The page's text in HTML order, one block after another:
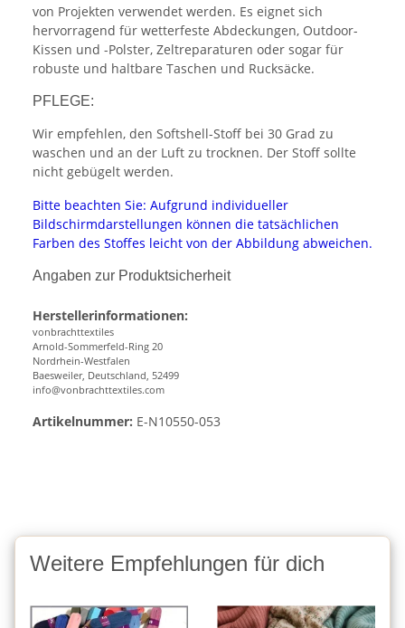
von Projekten verwendet werden. Es eignet sich
hervorragend für wetterfeste Abdeckungen, Outdoor-
Kissen und -Polster, Zeltreparaturen oder sogar für
robuste und haltbare Taschen und Rucksäcke.
PFLEGE:
Wir empfehlen, den Softshell-Stoff bei 30 Grad zu
waschen und an der Luft zu trocknen. Der Stoff sollte
nicht gebügelt werden.
Bitte beachten Sie: Aufgrund individueller
Bildschirmdarstellungen können die tatsächlichen
Farben des Stoffes leicht von der Abbildung abweichen.
Angaben zur Produktsicherheit
Herstellerinformationen:
vonbrachttextiles
Arnold-Sommerfeld-Ring 20
Nordrhein-Westfalen
Baesweiler, Deutschland, 52499
info@vonbrachttextiles.com
Artikelnummer: E-N10550-053
Weitere Empfehlungen für dich